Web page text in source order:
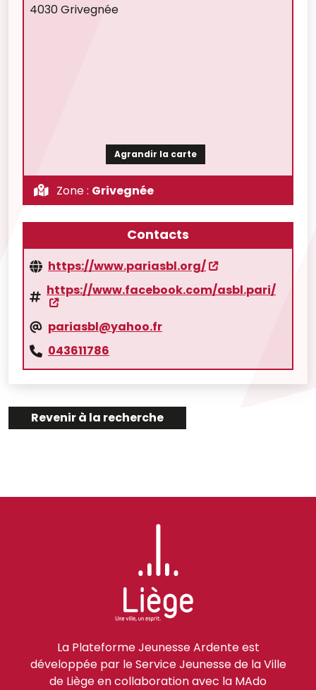
4030 Grivegnée
Agrandir la carte
Zone : Grivegnée
Contacts
https://www.pariasbl.org/
https://www.facebook.com/asbl.pari/
pariasbl@yahoo.fr
043611786
Revenir à la recherche
La Plateforme Jeunesse Ardente est
développée par le Service Jeunesse de la Ville
de Liège en collaboration avec la MAdo